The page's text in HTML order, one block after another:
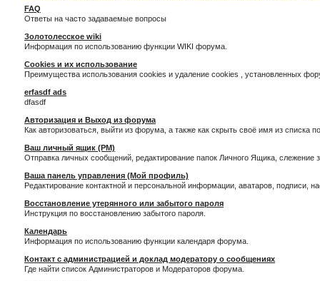
FAQ
Ответы на часто задаваемые вопросы
Золотолесское wiki
Информация по использованию функции WIKI форума.
Cookies и их использование
Преимущества использования cookies и удаление cookies , установленных
erfasdf ads
dfasdf
Авторизация и Выход из форума
Как авторизоваться, выйти из форума, а также как скрыть своё имя из списка
Ваш личный ящик (PM)
Отправка личных сообщений, редактирование папок Личного Ящика,
Ваша панель управления (Мой профиль)
Редактирование контактной и персональной информации, аватаров,
Восстановление утерянного или забытого пароля
Инструкция по восстановлению забытого пароля.
Календарь
Информация по использованию функции календаря форума.
Контакт с администрацией и доклад модератору о сообщениях
Где найти список Администраторов и Модераторов форума.